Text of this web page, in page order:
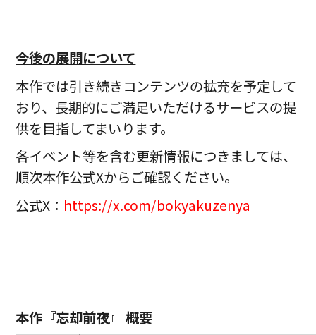
今後の展開について
本作では引き続きコンテンツの拡充を予定して
おり、長期的にご満足いただけるサービスの提
供を目指してまいります。
各イベント等を含む更新情報につきましては、
順次本作公式Xからご確認ください。
公式X： https://x.com/bokyakuzenya
本作『忘却前夜』 概要